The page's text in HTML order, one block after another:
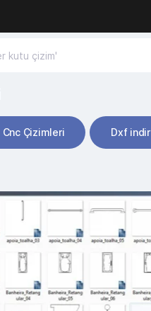
Cnc Çizimleri Dxf indir